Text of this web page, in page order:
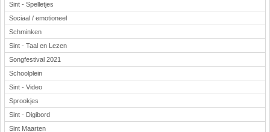
Sint - Spelletjes
Sociaal / emotioneel
Schminken
Sint - Taal en Lezen
Songfestival 2021
Schoolplein
Sint - Video
Sprookjes
Sint - Digibord
Sint Maarten